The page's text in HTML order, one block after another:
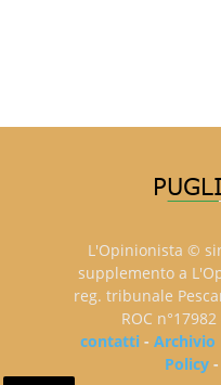
L'Opinionista ©
supplemento a
reg. tribunale
ROC
contatti- Archivio
Policy -